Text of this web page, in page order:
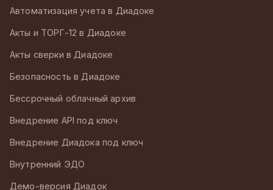
Автоматизация учета в Диадоке
Акты и ТОРГ-12 в Диадоке
Акты сверки в Диадоке
Безопасность в Диадоке
Бессрочный облачный архив
Внедрение API под ключ
Внедрение Диадока под ключ
Внутренний ЭДО
Демо-версия Диадок